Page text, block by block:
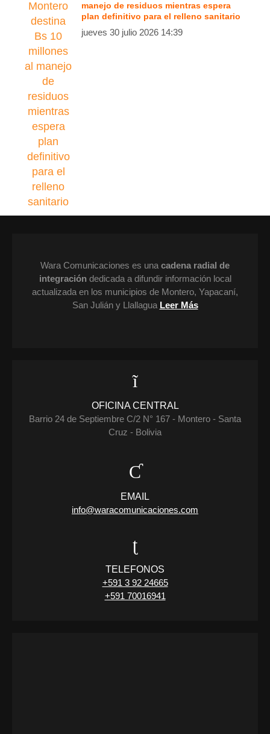
manejo de residuos mientras espera
plan definitivo para el relleno sanitario
jueves 30 julio 2026 14:39
Wara Comunicaciones es una cadena radial de
integracióndedicada a difundir información local
actualizada en los municipios de Montero, Yapacaní,
San Julián y Llallagua Leer Más
OFICINA CENTRAL
Barrio 24 de Septiembre C/2 N° 167 - Montero - Santa
Cruz - Bolivia
EMAIL
info@waracomunicaciones.com
TELEFONOS
+591 3 92 24665
+591 70016941